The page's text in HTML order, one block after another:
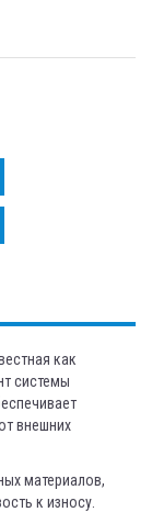
как
системы
внешних
материалов,
к износу.